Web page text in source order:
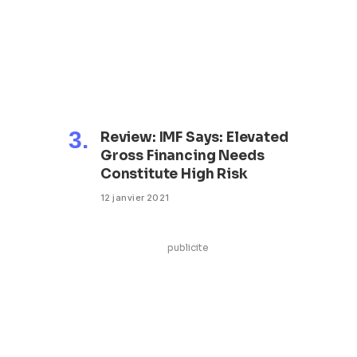
Review: IMF Says: Elevated
Gross Financing Needs
Constitute High Risk
12 janvier 2021
publicite